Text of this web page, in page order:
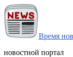
Время
новостной портал